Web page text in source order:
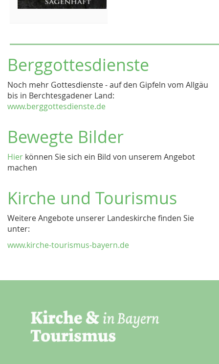
Berggottesdienste
Noch mehr Gottesdienste - auf den Gipfeln vom Allgäu
bis in Berchtesgadener Land:
www.berggottesdienste.de
Bewegte Bilder
Hier können Sie sich ein Bild von unserem Angebot
machen
Kirche und Tourismus
Weitere Angebote unserer Landeskirche finden Sie
unter:
www.kirche-tourismus-bayern.de